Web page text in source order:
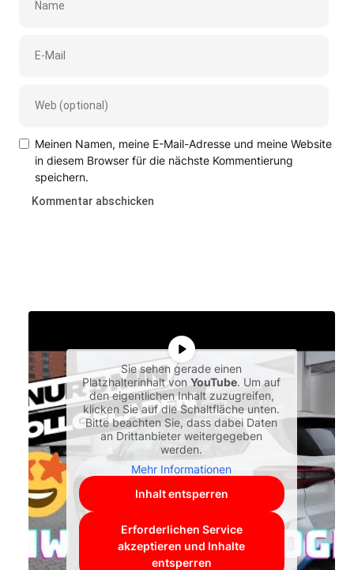
Meinen Namen, meine E-Mail-Adresse und meine Website
in diesem Browser für die nächste Kommentierung
speichern.
Sie sehen gerade einen
Platzhalterinhalt vonYouTube. Um auf
den eigentlichen Inhalt zuzugreifen,
klicken Sie auf die Schaltfläche unten.
Bitte beachten Sie, dass dabei Daten
an Drittanbieter weitergegeben
werden.
Mehr Informationen
Inhalt entsperren
Erforderlichen Service
akzeptieren und Inhalte
entsperren